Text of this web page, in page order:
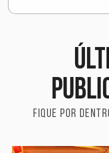
Fique por